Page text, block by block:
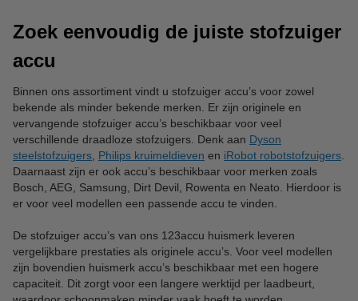
Zoek eenvoudig de juiste stofzuiger
accu
Binnen ons assortiment vindt u stofzuiger accu’s voor zowel
bekende als minder bekende merken. Er zijn originele en
vervangende stofzuiger accu’s beschikbaar voor veel
verschillende draadloze stofzuigers. Denk aan Dyson
steelstofzuigers Philips kruimeldieven en iRobot robotstofzuigers
Daarnaast zijn er ook accu’s beschikbaar voor merken zoals
Bosch, AEG, Samsung, Dirt Devil, Rowenta en Neato. Hierdoor is
er voor veel modellen een passende accu te vinden.
De stofzuiger accu’s van ons 123accu huismerk leveren
vergelijkbare prestaties als originele accu’s. Voor veel modellen
zijn bovendien huismerk accu’s beschikbaar met een hogere
capaciteit. Dit zorgt voor een langere werktijd per laadbeurt,